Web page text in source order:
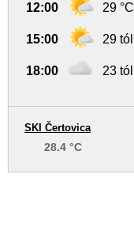
12:00 29 °C
15:00 29
18:00 23
SKI Čertovica
28.4 °C